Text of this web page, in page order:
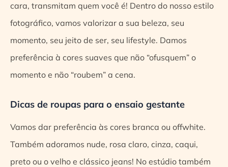
cara, transmitam quem você é! Dentro do nosso estilo
fotográfico, vamos valorizar a sua beleza, seu
momento, seu jeito de ser, seu lifestyle. Damos
preferência à cores suaves que não “ofusquem” o
momento e não “roubem” a cena.
Dicas de roupas para o ensaio gestante
Vamos dar preferência às cores branca ou offwhite.
Também adoramos nude, rosa claro, cinza, caqui,
preto ou o velho e clássico jeans! No estúdio também